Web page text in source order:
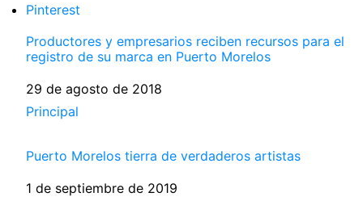
Pinterest
Productores y empresarios reciben recursos para el
registro de su marca en Puerto Morelos
Fecha
29 de agosto de 2018
Respecto a
Principal
Puerto Morelos tierra de verdaderos artistas
Fecha
1 de septiembre de 2019